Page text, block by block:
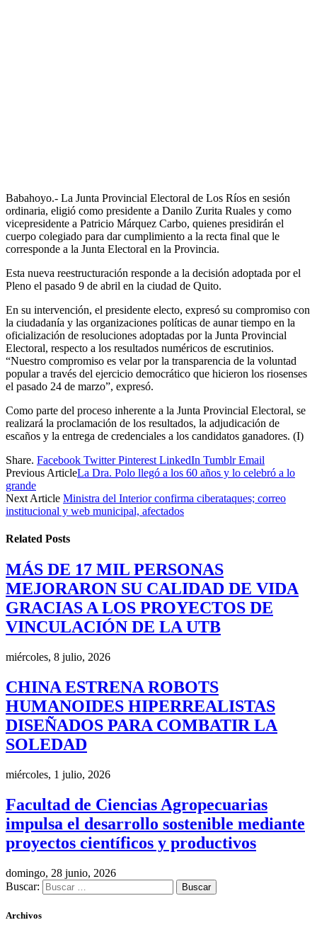
Babahoyo.- La Junta Provincial Electoral de Los Ríos en sesión
ordinaria, eligió como presidente a Danilo Zurita Ruales y como
vicepresidente a Patricio Márquez Carbo, quienes presidirán el
cuerpo colegiado para dar cumplimiento a la recta final que le
corresponde a la Junta Electoral en la Provincia.
Esta nueva reestructuración responde a la decisión adoptada por el
Pleno el pasado 9 de abril en la ciudad de Quito.
En su intervención, el presidente electo, expresó su compromiso con
la ciudadanía y las organizaciones políticas de aunar tiempo en la
oficialización de resoluciones adoptadas por la Junta Provincial
Electoral, respecto a los resultados numéricos de escrutinios.
“Nuestro compromiso es velar por la transparencia de la voluntad
popular a través del ejercicio democrático que hicieron los riosenses
el pasado 24 de marzo”, expresó.
Como parte del proceso inherente a la Junta Provincial Electoral, se
realizará la proclamación de los resultados, la adjudicación de
escaños y la entrega de credenciales a los candidatos ganadores. (I)
Share. Facebook Twitter Pinterest LinkedIn Tumblr Email
Previous ArticleLa Dra. Polo llegó a los 60 años y lo celebró a lo
grande
Next Article Ministra del Interior confirma ciberataques; correo
institucional y web municipal, afectados
Related Posts
MÁS DE 17 MIL PERSONAS
MEJORARON SU CALIDAD DE VIDA
GRACIAS A LOS PROYECTOS DE
VINCULACIÓN DE LA UTB
miércoles, 8 julio, 2026
CHINA ESTRENA ROBOTS
HUMANOIDES HIPERREALISTAS
DISEÑADOS PARA COMBATIR LA
SOLEDAD
miércoles, 1 julio, 2026
Facultad de Ciencias Agropecuarias
impulsa el desarrollo sostenible mediante
proyectos científicos y productivos
domingo, 28 junio, 2026
Buscar:
Archivos